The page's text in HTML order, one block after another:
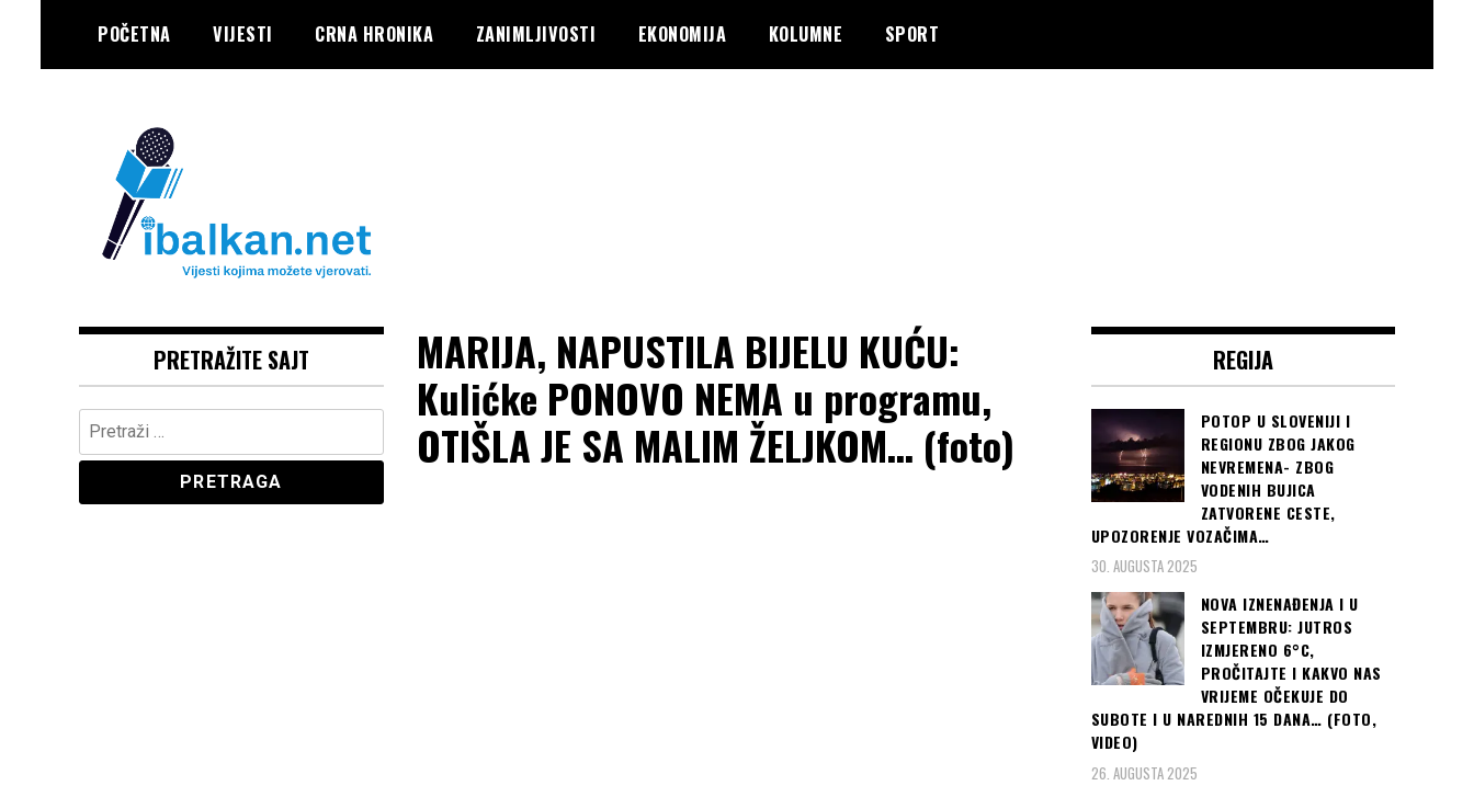
content
POČETNA VIJESTI CRNA HRONIKA ZANIMLJIVOSTI EKONOMIJA KOLUMNE SPORT
IBALKAN
MARIJA, NAPUSTILA BIJELU KUĆU:
Kulićke PONOVO NEMA u programu,
OTIŠLA JE SA MALIM ŽELJKOM… (foto)
PRETRAŽITE SAJT
Pretraga:
REGIJA
POTOP U SLOVENIJI I
REGIONU ZBOG JAKOG
NEVREMENA- ZBOG
VODENIH BUJICA
ZATVORENE CESTE,
UPOZORENJE VOZAČIMA…
30. AUGUSTA 2025
NOVA IZNENAĐENJA I U
SEPTEMBRU: JUTROS
IZMJERENO 6°C,
PROČITAJTE I KAKVO NAS
VRIJEME OČEKUJE DO
SUBOTE I U NAREDNIH 15 DANA… (FOTO,
VIDEO)
26. AUGUSTA 2025